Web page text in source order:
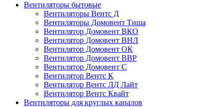
Вентиляторы бытовые
Вентиляторы Вентс Д
Вентиляторы Домовент Тиша
Вентилятор Домовент ВКО
Вентилятор Домовент ВНЛ
Вентилятор Домовент ОК
Вентилятор Домовент ВВР
Вентилятор Домовент С
Вентилятор Вентс К
Вентилятор Вентс ЛД Лайт
Вентилятор Вентс Квайт
Вентиляторы для круглых каналов